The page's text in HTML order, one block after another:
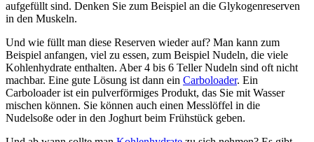
aufgefüllt sind. Denken Sie zum Beispiel an die Glykogenreserven
in den Muskeln.
Und wie füllt man diese Reserven wieder auf? Man kann zum
Beispiel anfangen, viel zu essen, zum Beispiel Nudeln, die viele
Kohlenhydrate enthalten. Aber 4 bis 6 Teller Nudeln sind oft nicht
machbar. Eine gute Lösung ist dann ein Carboloader. Ein
Carboloader ist ein pulverförmiges Produkt, das Sie mit Wasser
mischen können. Sie können auch einen Messlöffel in die
Nudelsoße oder in den Joghurt beim Frühstück geben.